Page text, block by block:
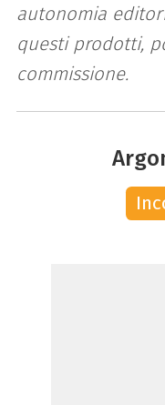
autonomia
questi prodotti,
commissione.